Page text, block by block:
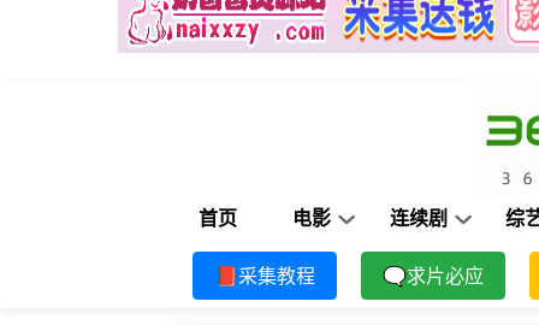
首页 电影 连续剧 综
📕采集教程 🗨求片必应